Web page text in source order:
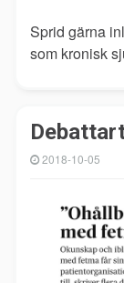
Sprid gärna
som kronisk
2018-10-05